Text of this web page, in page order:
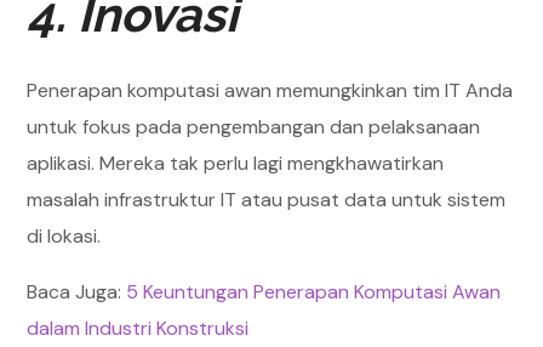
4. Inovasi
Penerapan komputasi awan memungkinkan tim IT Anda
untuk fokus pada pengembangan dan pelaksanaan
aplikasi. Mereka tak perlu lagi mengkhawatirkan
masalah infrastruktur IT atau pusat data untuk sistem
di lokasi.
Baca Juga: 5 Keuntungan Penerapan Komputasi Awan
dalam Industri Konstruksi